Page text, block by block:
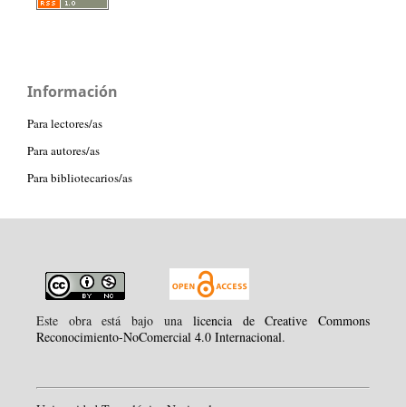
Información
Para lectores/as
Para autores/as
Para bibliotecarios/as
Este obra está bajo una licencia de Creative Commons
Reconocimiento-NoComercial 4.0 Internacional.